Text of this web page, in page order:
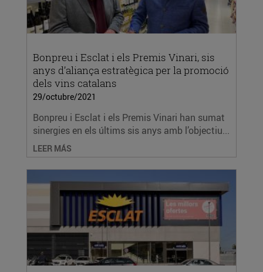
Bonpreu i Esclat i els Premis Vinari, sis
anys d’aliança estratègica per la promoció
dels vins catalans
29/octubre/2021
Bonpreu i Esclat i els Premis Vinari han sumat
sinergies en els últims sis anys amb l’objectiu...
LEER MÁS